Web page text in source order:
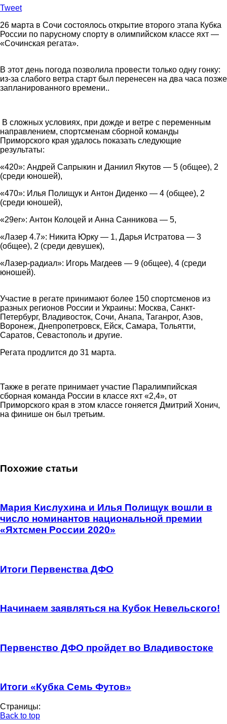
Tweet
26 марта в Сочи состоялось открытие второго этапа Кубка
России по парусному спорту в олимпийском классе яхт —
«Сочинская регата».
В этот день погода позволила провести только одну гонку:
из-за слабого ветра старт был перенесен на два часа позже
запланированного времени..
В сложных условиях, при дожде и ветре с переменным
направлением, спортсменам сборной команды
Приморского края удалось показать следующие
результаты:
«420»: Андрей Сапрыкин и Даниил Якутов — 5 (общее), 2
(среди юношей),
«470»: Илья Полищук и Антон Диденко — 4 (общее), 2
(среди юношей),
«29er»: Антон Колоцей и Анна Санникова — 5,
«Лазер 4.7»: Никита Юрку — 1, Дарья Истратова — 3
(общее), 2 (среди девушек),
«Лазер-радиал»: Игорь Магдеев — 9 (общее), 4 (среди
юношей).
Участие в регате принимают более 150 спортсменов из
разных регионов России и Украины: Москва, Санкт-
Петербург, Владивосток, Сочи, Анапа, Таганрог, Азов,
Воронеж, Днепропетровск, Ейск, Самара, Тольятти,
Саратов, Севастополь и другие.
Регата продлится до 31 марта.
Также в регате принимает участие Паралимпийская
сборная команда России в классе яхт «2,4», от
Приморского края в этом классе гоняется Дмитрий Хонич,
на финише он был третьим.
Похожие статьи
Мария Кислухина и Илья Полищук вошли в
число номинантов национальной премии
«Яхтсмен России 2020»
Итоги Первенства ДФО
Начинаем заявляться на Кубок Невельского!
Первенство ДФО пройдет во Владивостоке
Итоги «Кубка Семь Футов»
Страницы:
Back to top